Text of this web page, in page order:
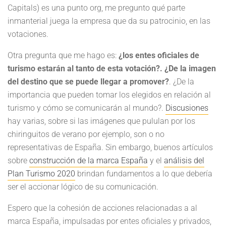
Capitals) es una punto org, me pregunto qué parte
inmanterial juega la empresa que da su patrocinio, en las
votaciones.
Otra pregunta que me hago es: ¿los entes oficiales de
turismo estarán al tanto de esta votación?. ¿De la imagen
del destino que se puede llegar a promover?. ¿De la
importancia que pueden tomar los elegidos en relación al
turismo y cómo se comunicarán al mundo?. Discusiones
hay varias, sobre si las imágenes que pululan por los
chiringuitos de verano por ejemplo, son o no
representativas de España. Sin embargo, buenos artículos
sobre construcción de la marca España y el análisis del
Plan Turismo 2020 brindan fundamentos a lo que debería
ser el accionar lógico de su comunicación.
Espero que la cohesión de acciones relacionadas a al
marca España, impulsadas por entes oficiales y privados,